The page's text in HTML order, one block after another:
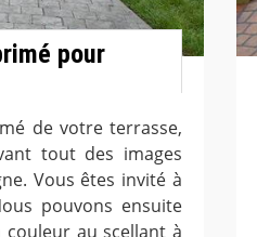
pour
de votre terrasse,
tout des images
Vous êtes invité à
pouvons ensuite
au scellant à